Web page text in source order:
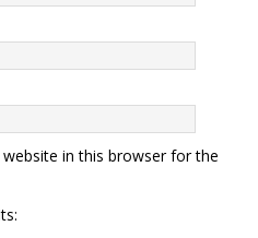
in this browser for the